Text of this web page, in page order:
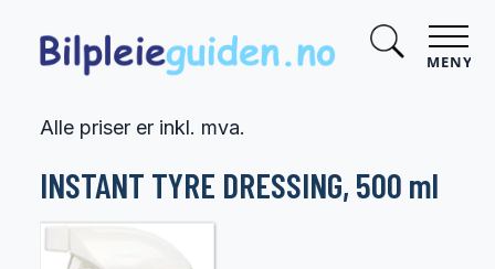
MENY
Alle priser er inkl. mva.
INSTANT TYRE DRESSING, 500 ml